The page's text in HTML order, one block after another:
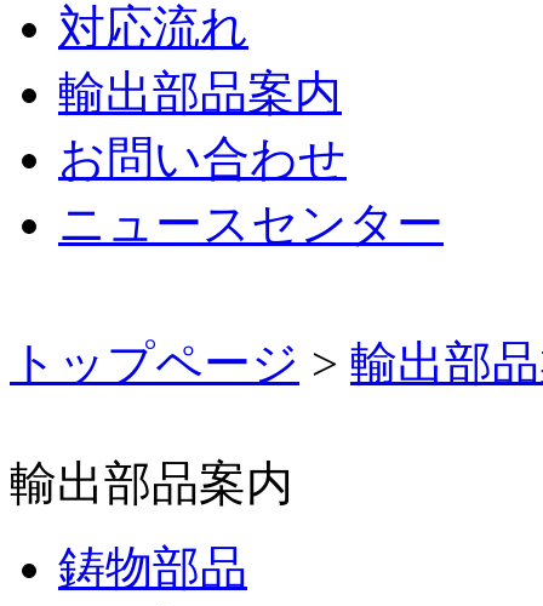
対応流れ
輸出部品案内
お問い合わせ
ニュースセンター
トップページ > 輸出部
輸出部品案内
鋳物部品